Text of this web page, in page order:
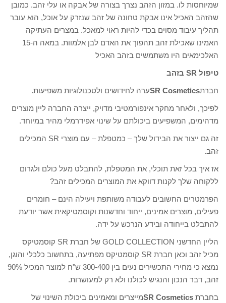
שמיוחסות לו. במזון הזהב נצרך בצורה של אבקה או עלי זהב. כמובן
שהזהב האכיל אינו אבקת טחונה של זהב שנזרק על אוכל, הוא עובר
תהליך עיבוד מסוים בכדי להיות ראוי למאכל. במצרים העתיקה
האמינו שאכילת זהב תהפוך את האדם לבן אלמוות. במאה ה-15
האלכימאים היו משתמשים בזהב האכיל
טיפול SR בזהב
חברתSR Cosmeticsערה לחידושים ולטכנולוגיות משפיעות.
לפיכך, ולאחר מחקר אינפורמטיבי מדויק, ייצרה החברה ליין מוצרים
מדהימים, המשפיעים ביכולתם על שינוי אפידרמלי מהיר במיוחד.
זה גם ייצור את הבידול שלך – כמטפלת – עם מוצרי SR המכילים
זהב.
אז איך בכל זאת תוכלי, את המטפלת, להתבלט מעל כולם ולגרום
ללקוחה שלך לקנות דווקא את המוצרים המכילים זהב?
הפרמטרים החשובים לעבודה משותפת ויעילה הינם – חומרים
פעילים, מוצרים אמינים, ייחוד וחדשנות וקוסמטיקאית אשר יודעת
להתבלט בייחודה ובידע הנרכש על ידה.
הליין החדשני GOLD COLLECTION של חברת SR קוסמטיקס
מכיל זהב וכאן חברת SR קוסמטיקס מפתיעה, בתחשוב כלכלי והוגן,
נמצא כי מחירי התכשירים נעים בין 300-400 ש"ח למוצר המכיל 90%
זהב, דבר הנכון והנגיש לכולנו ולא רק למעושרות.
בחברת SR Cosmeticsמייצרים ומאמינים ביכולת השינוי של